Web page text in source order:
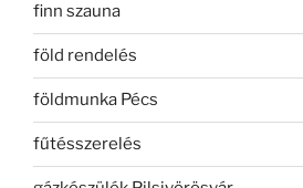
finn szauna
föld rendelés
földmunka Pécs
fűtésszerelés